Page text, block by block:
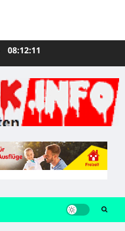
08:12:11